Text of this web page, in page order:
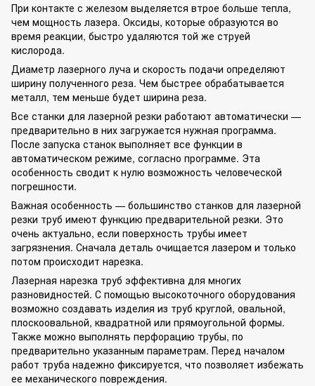
При контакте с железом выделяется втрое больше тепла,
чем мощность лазера. Оксиды, которые образуются во
время реакции, быстро удаляются той же струей
кислорода.
Диаметр лазерного луча и скорость подачи определяют
ширину полученного реза. Чем быстрее обрабатывается
металл, тем меньше будет ширина реза.
Все станки для лазерной резки работают автоматически —
предварительно в них загружается нужная программа.
После запуска станок выполняет все функции в
автоматическом режиме, согласно программе. Эта
особенность сводит к нулю возможность человеческой
погрешности.
Важная особенность — большинство станков для лазерной
резки труб имеют функцию предварительной резки. Это
очень актуально, если поверхность трубы имеет
загрязнения. Сначала деталь очищается лазером и только
потом происходит нарезка.
Лазерная нарезка труб эффективна для многих
разновидностей. С помощью высокоточного оборудования
возможно создавать изделия из труб круглой, овальной,
плоскоовальной, квадратной или прямоугольной формы.
Также можно выполнять перфорацию трубы, по
предварительно указанным параметрам. Перед началом
работ труба надежно фиксируется, что позволяет избежать
ее механического повреждения.